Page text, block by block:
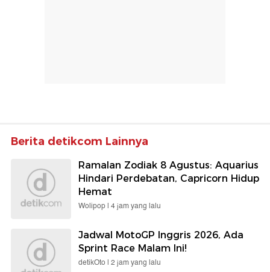
Berita detikcom Lainnya
Ramalan Zodiak 8 Agustus: Aquarius
Hindari Perdebatan, Capricorn Hidup
Hemat
Wolipop | 4 jam yang lalu
Jadwal MotoGP Inggris 2026, Ada
Sprint Race Malam Ini!
detikOto | 2 jam yang lalu